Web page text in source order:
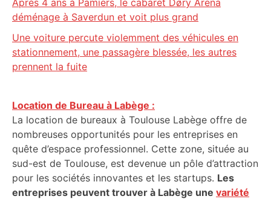
Après 4 ans à Pamiers, le cabaret Døry Arena
déménage à Saverdun et voit plus grand
Une voiture percute violemment des véhicules en
stationnement, une passagère blessée, les autres
prennent la fuite
Location de Bureau à Labège :
La location de bureaux à Toulouse Labège offre de
nombreuses opportunités pour les entreprises en
quête d’espace professionnel. Cette zone, située au
sud-est de Toulouse, est devenue un pôle d’attraction
pour les sociétés innovantes et les startups. Les
entreprises peuvent trouver à Labège une variété